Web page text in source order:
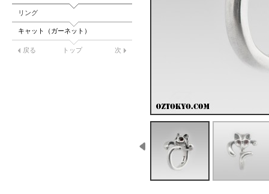
リング
キャット（ガーネット）
戻る トップ 次